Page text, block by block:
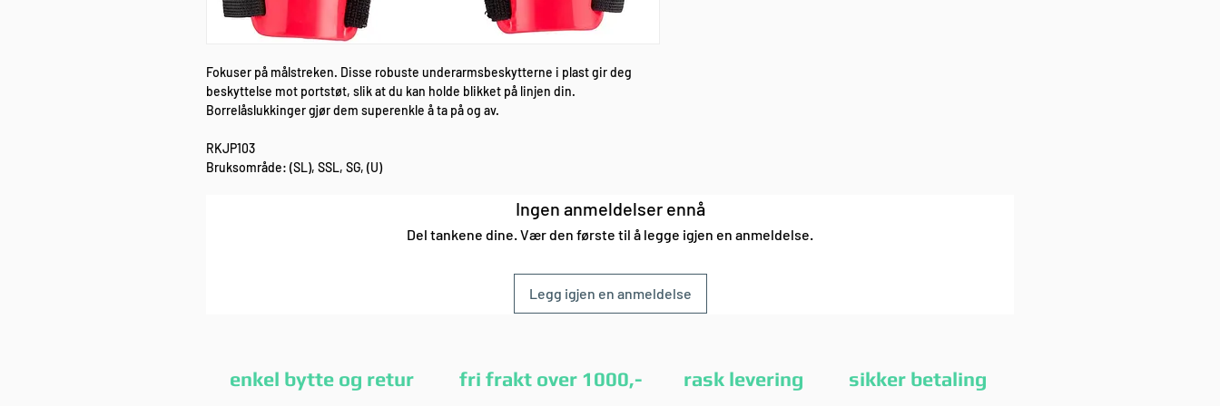
Fokuser på målstreken. Disse robuste underarmsbeskytterne i plast gir deg
beskyttelse mot portstøt, slik at du kan holde blikket på linjen din.
Borrelåslukkinger gjør dem superenkle å ta på og av.
RKJP103
Bruksområde: (SL), SSL, SG, (U)
Ingen anmeldelser ennå
Del tankene dine. Vær den første til å legge igjen en anmeldelse.
Legg igjen en anmeldelse
enkel bytte og retur fri frakt over 1000,- rask levering sikker betaling